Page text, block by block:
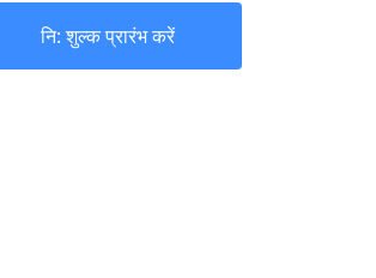
नि: शुल्क प्रारंभ करें